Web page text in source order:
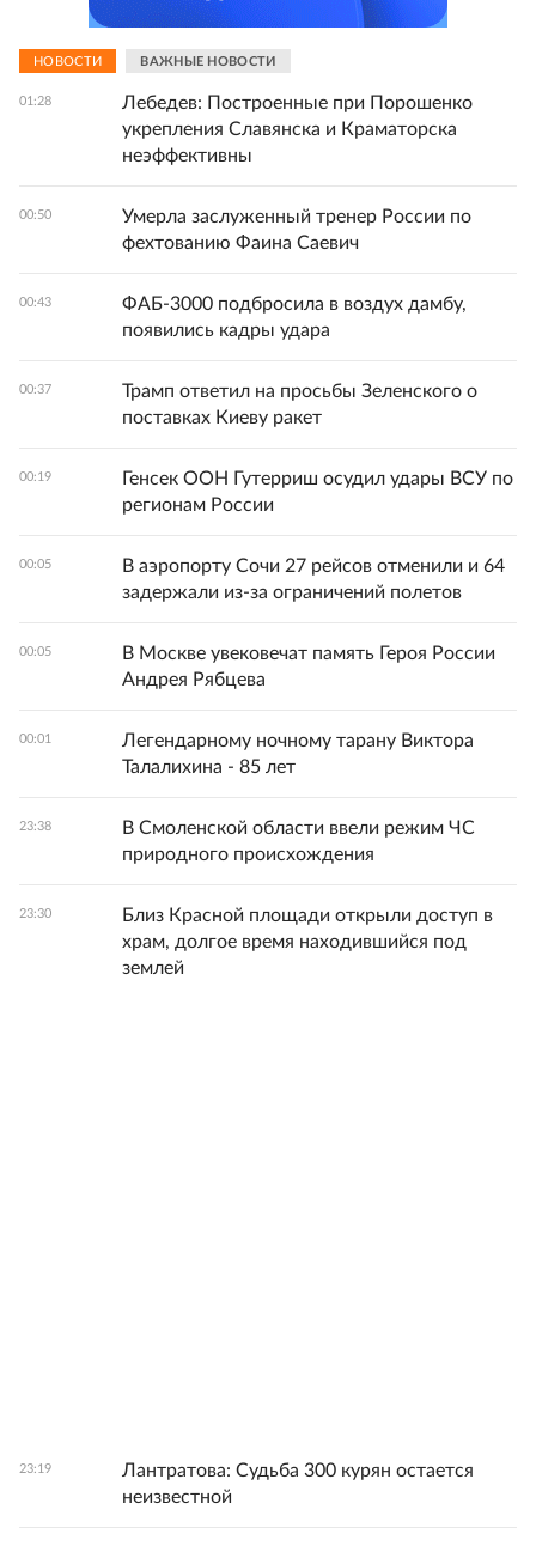
НОВОСТИ ВАЖНЫЕ НОВОСТИ
01:28
Лебедев: Построенные при Порошенко
укрепления Славянска и Краматорска
неэффективны
00:50
Умерла заслуженный тренер России по
фехтованию Фаина Саевич
00:43
ФАБ-3000 подбросила в воздух дамбу,
появились кадры удара
00:37
Трамп ответил на просьбы Зеленского о
поставках Киеву ракет
00:19
Генсек ООН Гутерриш осудил удары ВСУ по
регионам России
00:05
В аэропорту Сочи 27 рейсов отменили и 64
задержали из-за ограничений полетов
00:05
В Москве увековечат память Героя России
Андрея Рябцева
00:01
Легендарному ночному тарану Виктора
Талалихина - 85 лет
23:38
В Смоленской области ввели режим ЧС
природного происхождения
23:30
Близ Красной площади открыли доступ в
храм, долгое время находившийся под
землей
23:19
Лантратова: Судьба 300 курян остается
неизвестной